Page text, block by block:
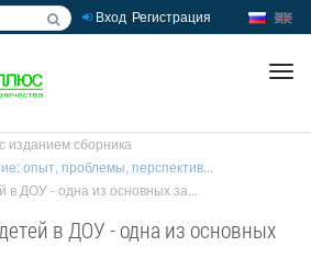
Вход Регистрация
изданием сборника
опыт, проблемы, перспектив...
в ДОУ - одна из основных за...
в ДОУ - одна из основных